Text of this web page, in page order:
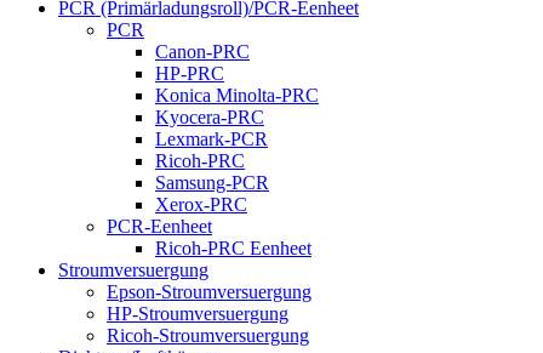
PCR (Primärladungsroll)/PCR-Eenheet
PCR
Canon-PRC
HP-PRC
Konica Minolta-PRC
Kyocera-PRC
Lexmark-PCR
Ricoh-PRC
Samsung-PCR
Xerox-PRC
PCR-Eenheet
Ricoh-PRC Eenheet
Stroumversuergung
Epson-Stroumversuergung
HP-Stroumversuergung
Ricoh-Stroumversuergung